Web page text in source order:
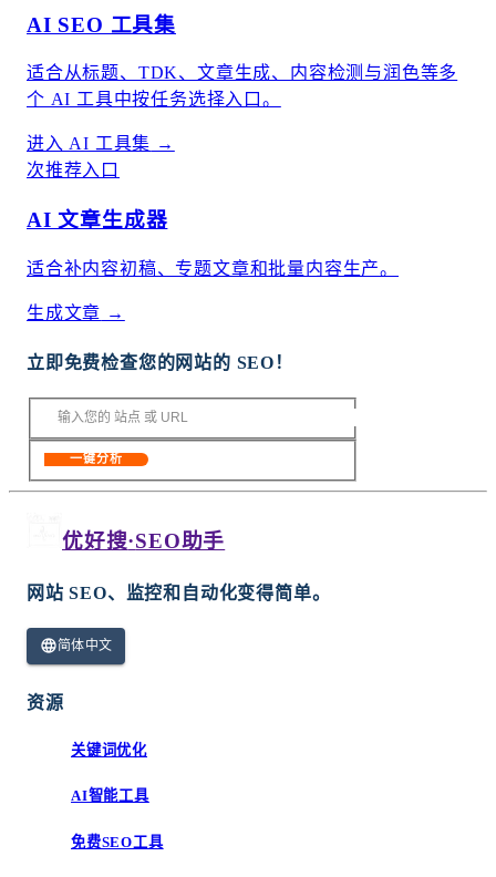
AI SEO 工具集
适合从标题、TDK、文章生成、内容检测与润色等多
个 AI 工具中按任务选择入口。
进入 AI 工具集 →
次推荐入口
AI 文章生成器
适合补内容初稿、专题文章和批量内容生产。
生成文章 →
立即免费检查您的网站的 SEO！
一键分析
优好搜·SEO助手
网站 SEO、监控和自动化变得简单。
简体中文
资源
关键词优化
AI智能工具
免费SEO工具